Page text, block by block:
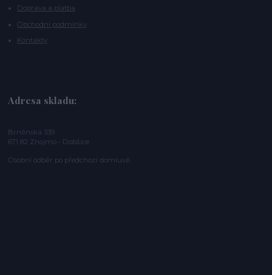
Doprava a platba
Obchodní podmínky
Kontakty
Adresa skladu:
Brněnská 339
671 82 Znojmo - Dobšice
Osobní odběr po předchozí domluvě.